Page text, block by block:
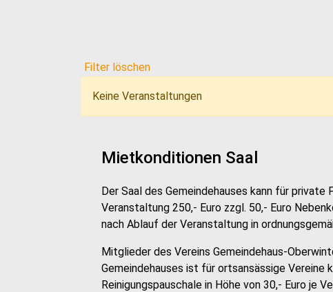
Filter löschen
Keine Veranstaltungen
Mietkonditionen Saal
Der Saal des Gemeindehauses kann für
Veranstaltung 250,- Euro zzgl. 50,- Euro
nach Ablauf der Veranstaltung in
Mitglieder des Vereins Gemeindehaus-
Gemeindehauses ist für ortsansässige
Reinigungspauschale in Höhe von 30,- Euro je